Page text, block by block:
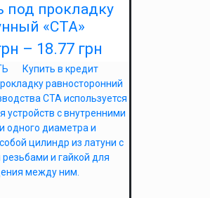
под прокладку
«СТА»
– 18.77 грн
Купить в кредит
равносторонний
СТА используется
устройств с внутренними
одного диаметра и
цилиндр из латуни с
и гайкой для
между ним.